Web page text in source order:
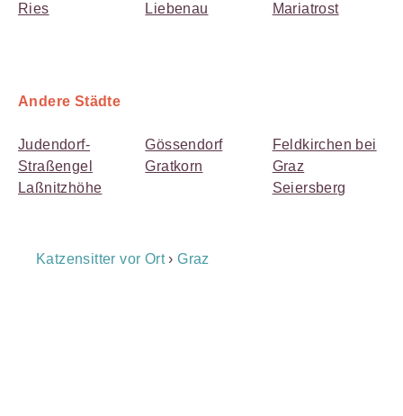
Ries
Liebenau
Mariatrost
Andere Städte
Judendorf-
Straßengel
Laßnitzhöhe
Gössendorf
Gratkorn
Feldkirchen bei
Graz
Seiersberg
Breadcrumb
Katzensitter vor Ort›Graz